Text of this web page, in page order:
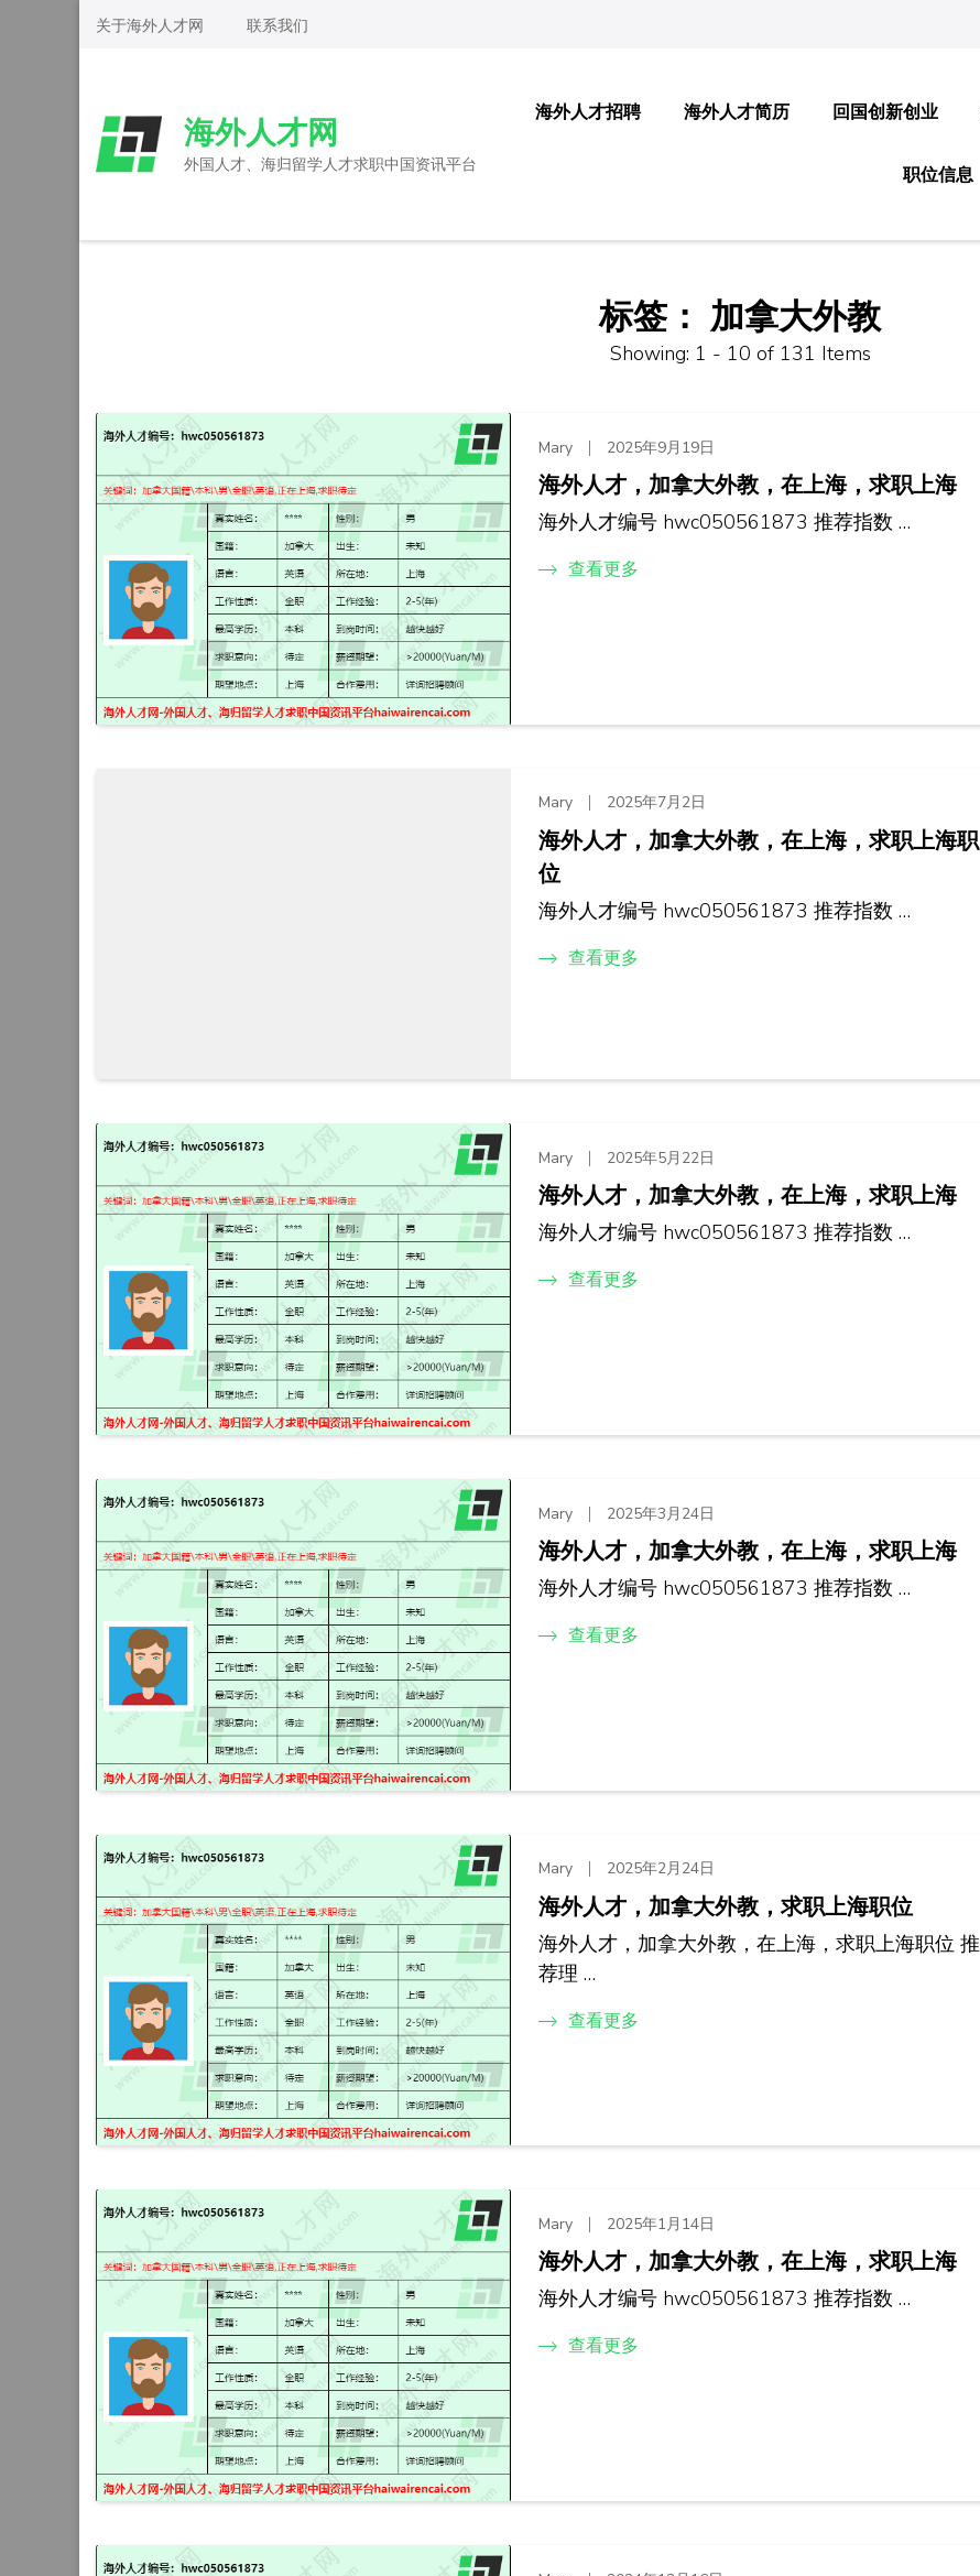
Skip
Enter)
关于海外人才网 联系我们
海外人才网
外国人才、海归留学人才求职中国资讯平台
海外人才招聘 海外人才简历 回国创新创业
职位信息
标签： 加拿大外教
Showing: 1 - 10 of 131 Items
Mary 2025年9月19日
海外人才，加拿大外教，在上海，求职上海
海外人才编号 hwc050561873 推荐指数 …
查看更多
Mary 2025年7月2日
海外人才，加拿大外教，在上海，求职上海职
位
海外人才编号 hwc050561873 推荐指数 …
查看更多
Mary 2025年5月22日
海外人才，加拿大外教，在上海，求职上海
海外人才编号 hwc050561873 推荐指数 …
查看更多
Mary 2025年3月24日
海外人才，加拿大外教，在上海，求职上海
海外人才编号 hwc050561873 推荐指数 …
查看更多
Mary 2025年2月24日
海外人才，加拿大外教，求职上海职位
海外人才，加拿大外教，在上海，求职上海职位 推
荐理 …
查看更多
Mary 2025年1月14日
海外人才，加拿大外教，在上海，求职上海
海外人才编号 hwc050561873 推荐指数 …
查看更多